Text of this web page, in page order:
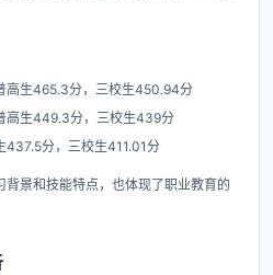
高生465.3分，三校生450.94分
高生449.3分，三校生439分
437.5分，三校生411.01分
景和技能特点，也体现了职业教育的